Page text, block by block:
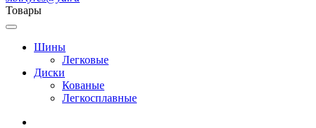
Товары
Шины
Легковые
Диски
Кованые
Легкосплавные